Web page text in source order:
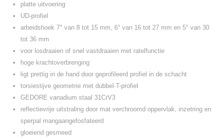
0,10 Kg
Afmetingen (l,b,h)
19 x 3 x 1 cm
platte uitvoering
UD-profiel
arbeidshoek 7° van 8 tot 15 mm, 6° van 16 tot 27 mm en 5° van 30
tot 36 mm
voor losdraaien of snel vastdraaien met ratelfunctie
hoge krachtoverbrenging
ligt prettig in de hand door geprofileerd profiel in de schacht
torsiestijve geometrie met dubbel-T-profiel
GEDORE vanadium staal 31CrV3
reflectievrije uitstraling door mat verchroomd oppervlak, inzetring en
sperpal mangaangefosfateerd
gloeiend gesmeed